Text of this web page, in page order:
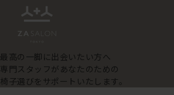
最高の一脚に出会いたい方へ
専門スタッフがあなたのための
椅子選びをサポートいたします。